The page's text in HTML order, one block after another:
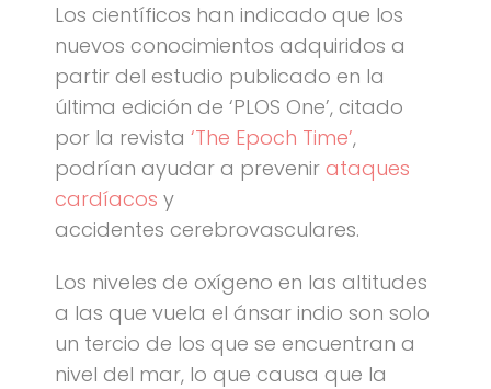
Los científicos han indicado que los
nuevos conocimientos adquiridos a
partir del estudio publicado en la
última edición de ‘PLOS One’, citado
por la revista ‘The Epoch Time’,
podrían ayudar a prevenir ataques
cardíacos y
accidentes cerebrovasculares.
Los niveles de oxígeno en las altitudes
a las que vuela el ánsar indio son solo
un tercio de los que se encuentran a
nivel del mar, lo que causa que la